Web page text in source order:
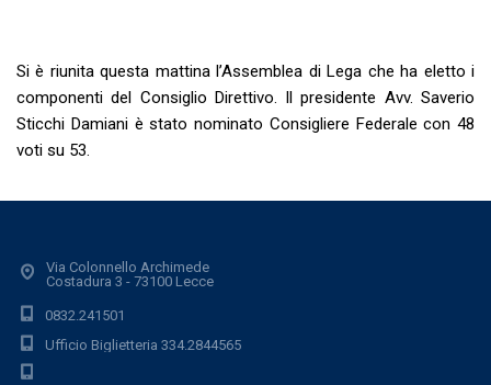
Si è riunita questa mattina l’Assemblea di Lega che ha eletto i
componenti del Consiglio Direttivo. Il presidente Avv. Saverio
Sticchi Damiani è stato nominato Consigliere Federale con 48
voti su 53.
Via Colonnello Archimede
Costadura 3 - 73100 Lecce
0832.241501
Ufficio Biglietteria 334.2844565